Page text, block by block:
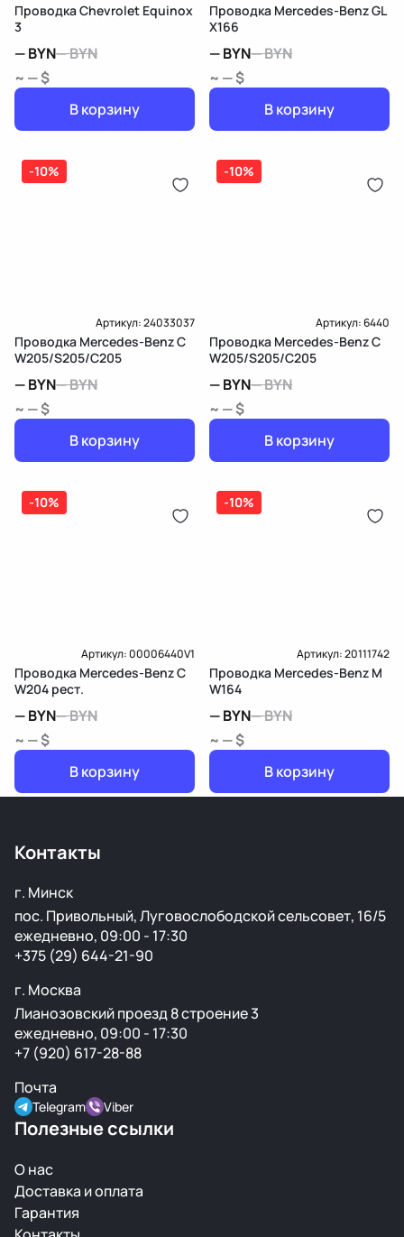
Проводка Chevrolet Equinox
3
—BYN—BYN
~ — $
В корзину
Проводка Mercedes-Benz GL
X166
—BYN—BYN
~ — $
В корзину
-10%
Артикул:24033037
Проводка Mercedes-Benz C
W205/S205/C205
—BYN—BYN
~ — $
В корзину
-10%
Артикул:6440
Проводка Mercedes-Benz C
W205/S205/C205
—BYN—BYN
~ — $
В корзину
-10%
Артикул:00006440V1
Проводка Mercedes-Benz C
W204 рест.
—BYN—BYN
~ — $
В корзину
-10%
Артикул:20111742
Проводка Mercedes-Benz M
W164
—BYN—BYN
~ — $
В корзину
Контакты
г. Минск
пос. Привольный, Луговослободской сельсовет, 16/5
ежедневно, 09:00 - 17:30
+375 (29) 644-21-90
г. Москва
Лианозовский проезд 8 строение 3
ежедневно, 09:00 - 17:30
+7 (920) 617-28-88
Почта
Telegram Viber
Полезные ссылки
О нас
Доставка и оплата
Гарантия